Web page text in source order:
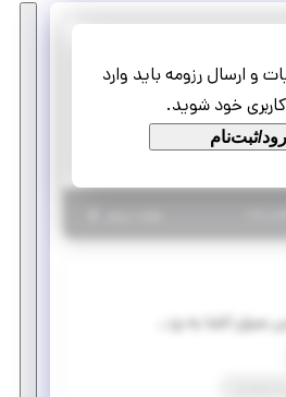
و ارسال رزومه باید وارد
خود شوید.
ثبت‌نام
استخدام